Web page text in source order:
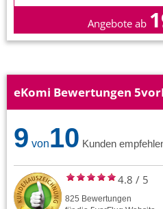
Angebote ab
eKomi Bewertungen
9 von10 Kunden
4.8 / 5
825 Bewertungen